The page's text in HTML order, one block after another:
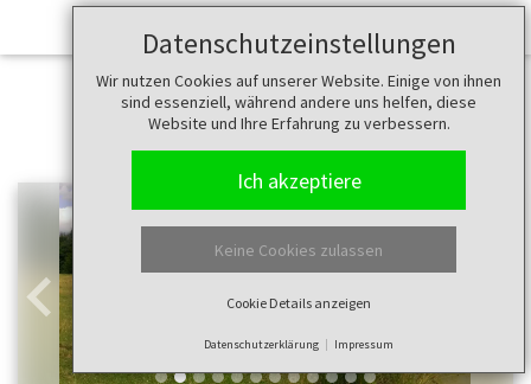
Datenschutzeinstellungen
Wir nutzen Cookies auf unserer Website. Einige von ihnen
sind essenziell, während andere uns helfen, diese
Website und Ihre Erfahrung zu verbessern.
Ich akzeptiere
Keine Cookies zulassen
Cookie Details anzeigen
Datenschutzerklärung Impressum
Zurück